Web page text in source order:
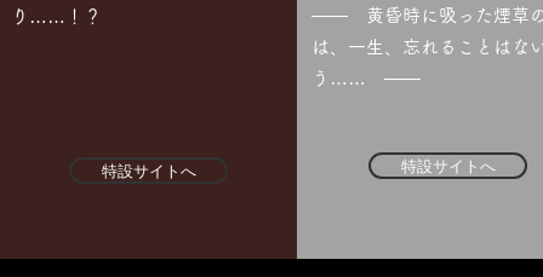
り……！？
特設サイトへ
―― 黄昏時に吸った煙草
は、一生、忘れることはな
う…… ――
特設サイトへ